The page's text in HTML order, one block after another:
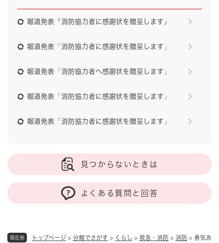
現在地 トップページ > 分類でさがす > くらし > 救急・消防 > 消防 > 勇気あ
報道発表『消防協力者に感謝状を贈呈します』
報道発表「消防協力者に感謝状を贈呈します」
報道発表「消防協力者へ感謝状を贈呈します」
報道発表「消防協力者に感謝状を贈呈します」
報道発表「消防協力者に感謝状を贈呈します」
見つからないときは
よくある質問と回答